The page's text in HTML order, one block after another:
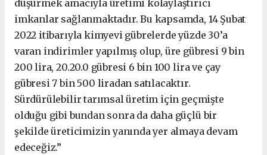
düşürmek amacıyla üretimi kolaylaştırıcı
imkanlar sağlanmaktadır. Bu kapsamda, 14 Şubat
2022 itibarıyla kimyevi gübrelerde yüzde 30’a
varan indirimler yapılmış olup, üre gübresi 9 bin
200 lira, 20.20.0 gübresi 6 bin 100 lira ve çay
gübresi 7 bin 500 liradan satılacaktır.
Sürdürülebilir tarımsal üretim için geçmişte
olduğu gibi bundan sonra da daha güçlü bir
şekilde üreticimizin yanında yer almaya devam
edeceğiz.”